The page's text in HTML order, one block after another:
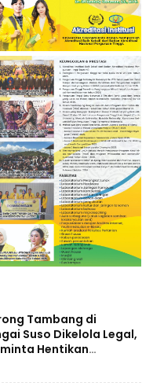
Tambang di
Suso Dikelola Legal,
Hentikan